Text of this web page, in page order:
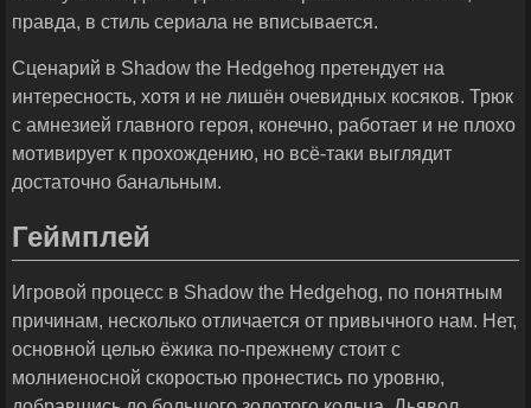
правда, в стиль сериала не вписывается.
Сценарий в Shadow the Hedgehog претендует на
интересность, хотя и не лишён очевидных косяков. Трюк
с амнезией главного героя, конечно, работает и не плохо
мотивирует к прохождению, но всё-таки выглядит
достаточно банальным.
Геймплей
Игровой процесс в Shadow the Hedgehog, по понятным
причинам, несколько отличается от привычного нам. Нет,
основной целью ёжика по-прежнему стоит с
молниеносной скоростью пронестись по уровню,